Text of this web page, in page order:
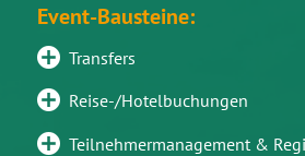
Event-Bausteine:
Transfers
Reise-/Hotelbuchungen
Teilnehmermanagement &